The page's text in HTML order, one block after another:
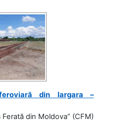
din Iargara –
din Moldova” (CFM)